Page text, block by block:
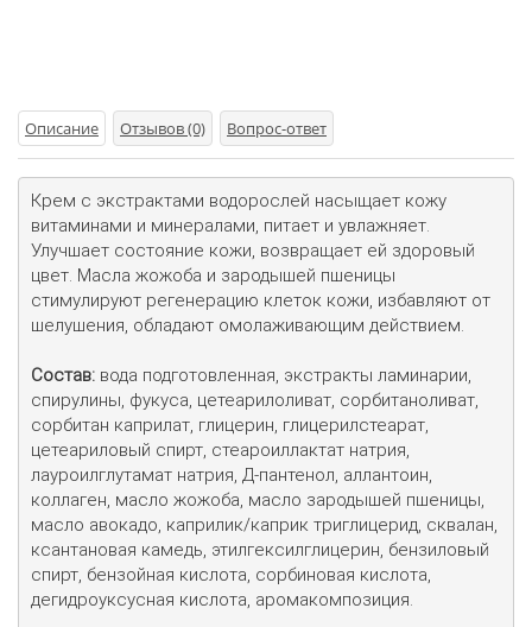
Описание Отзывов (0) Вопрос-ответ
Крем с экстрактами водорослей насыщает кожу
витаминами и минералами, питает и увлажняет.
Улучшает состояние кожи, возвращает ей здоровый
цвет. Масла жожоба и зародышей пшеницы
стимулируют регенерацию клеток кожи, избавляют от
шелушения, обладают омолаживающим действием.
Состав: вода подготовленная, экстракты ламинарии,
спирулины, фукуса, цетеарилоливат, сорбитаноливат,
сорбитан каприлат, глицерин, глицерилстеарат,
цетеариловый спирт, стеароиллактат натрия,
лауроилглутамат натрия, Д-пантенол, аллантоин,
коллаген, масло жожоба, масло зародышей пшеницы,
масло авокадо, каприлик/каприк триглицерид, сквалан,
ксантановая камедь, этилгексилглицерин, бензиловый
спирт, бензойная кислота, сорбиновая кислота,
дегидроуксусная кислота, аромакомпозиция.